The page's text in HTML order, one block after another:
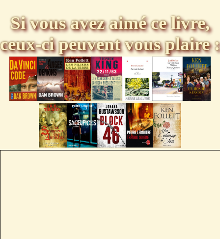
Si vous avez aimé ce livre,
ceux-ci peuvent vous plaire :